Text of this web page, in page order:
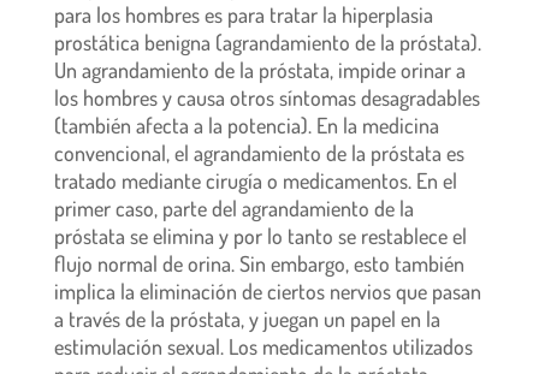
para los hombres es para tratar la hiperplasia
prostática benigna (agrandamiento de la próstata).
Un agrandamiento de la próstata, impide orinar a
los hombres y causa otros síntomas desagradables
(también afecta a la potencia). En la medicina
convencional, el agrandamiento de la próstata es
tratado mediante cirugía o medicamentos. En el
primer caso, parte del agrandamiento de la
próstata se elimina y por lo tanto se restablece el
flujo normal de orina. Sin embargo, esto también
implica la eliminación de ciertos nervios que pasan
a través de la próstata, y juegan un papel en la
estimulación sexual. Los medicamentos utilizados